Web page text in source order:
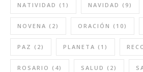
NATIVIDAD (1) NAVIDAD (9)
NOVENA (2) ORACIÓN (10)
PAZ (2) PLANETA (1)
ROSARIO (4) SALUD (2)